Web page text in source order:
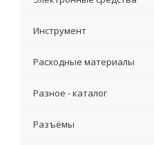
Инструмент
Расходные материалы
Разное - каталог
Разъёмы